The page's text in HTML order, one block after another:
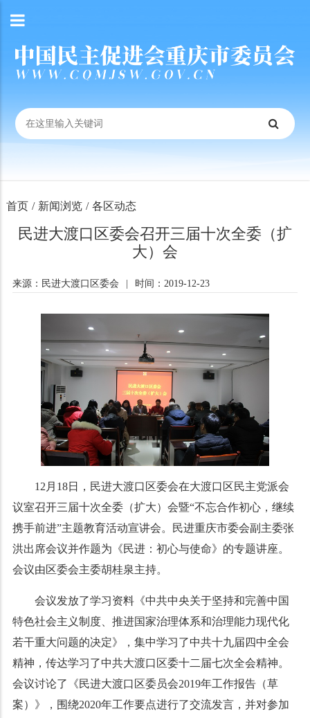
首页 / 新闻浏览 / 各区动态
民进大渡口区委会召开三届十次全委（扩
大）会
来源：民进大渡口区委会 时间：2019-12-23
12月18日，民进大渡口区委会在大渡口区民主党派会
议室召开三届十次全委（扩大）会暨“不忘合作初心，继续
携手前进”主题教育活动宣讲会。民进重庆市委会副主委张
洪出席会议并作题为《民进：初心与使命》的专题讲座。
会议由区委会主委胡桂泉主持。
会议发放了学习资料《中共中央关于坚持和完善中国
特色社会主义制度、推进国家治理体系和治理能力现代化
若干重大问题的决定》，集中学习了中共十九届四中全会
精神，传达学习了中共大渡口区委十二届七次全会精神。
会议讨论了《民进大渡口区委员会2019年工作报告（草
案）》，围绕2020年工作要点进行了交流发言，并对参加